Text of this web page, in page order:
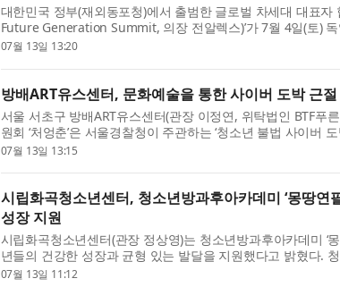
대한민국 정부(재외동포청)에서 출범한 글로벌 차세대 대표자
Future Generation Summit, 의장 전알렉스)’가 7월 4일(토)
München)에서 ‘2026 GFGS 비전포럼 — 뮌헨(Munich Vision
07월 13일 13:20
방배ART유스센터, 문화예술을 통한 사이버 도박 근
서울 서초구 방배ART유스센터(관장 이정연, 위탁법인 BTF푸
원회 ‘처엉춘’은 서울경찰청이 주관하는 ‘청소년 불법 사이버
동참했다. 방배ART유스센터는 청소년들이 디지털 가상 환경
07월 13일 13:15
시립화곡청소년센터, 청소년방과후아카데미 ‘몽땅연
성장 지원
시립화곡청소년센터(관장 정상영)는 청소년방과후아카데미 ‘
년들의 건강한 성장과 균형 있는 발달을 지원했다고 밝혔다.
연필은 방과 후 돌봄이 필요한 청소년들에게 안전한 활동 환경
07월 13일 11:12